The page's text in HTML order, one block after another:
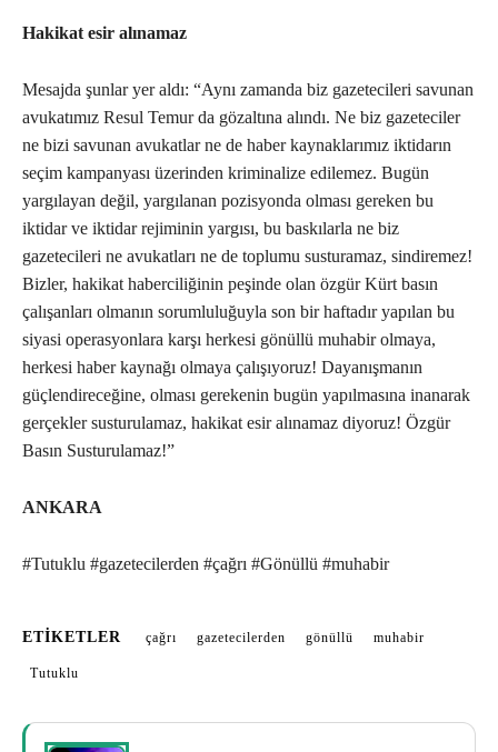
Hakikat esir alınamaz
Mesajda şunlar yer aldı: “Aynı zamanda biz gazetecileri savunan
avukatımız Resul Temur da gözaltına alındı. Ne biz gazeteciler
ne bizi savunan avukatlar ne de haber kaynaklarımız iktidarın
seçim kampanyası üzerinden kriminalize edilemez. Bugün
yargılayan değil, yargılanan pozisyonda olması gereken bu
iktidar ve iktidar rejiminin yargısı, bu baskılarla ne biz
gazetecileri ne avukatları ne de toplumu susturamaz, sindiremez!
Bizler, hakikat haberciliğinin peşinde olan özgür Kürt basın
çalışanları olmanın sorumluluğuyla son bir haftadır yapılan bu
siyasi operasyonlara karşı herkesi gönüllü muhabir olmaya,
herkesi haber kaynağı olmaya çalışıyoruz! Dayanışmanın
güçlendireceğine, olması gerekenin bugün yapılmasına inanarak
gerçekler susturulamaz, hakikat esir alınamaz diyoruz! Özgür
Basın Susturulamaz!”
ANKARA
#Tutuklu #gazetecilerden #çağrı #Gönüllü #muhabir
ETIKETLER çağrı gazetecilerden gönüllü muhabir
Tutuklu